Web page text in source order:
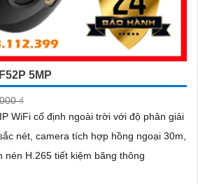
5MP
₫
WiFi cố định ngoài trời với độ phân giải
nét, camera tích hợp hồng ngoại 30m,
nén H.265 tiết kiệm băng thông